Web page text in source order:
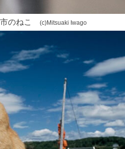
のねこ (c)Mitsuaki Iwago